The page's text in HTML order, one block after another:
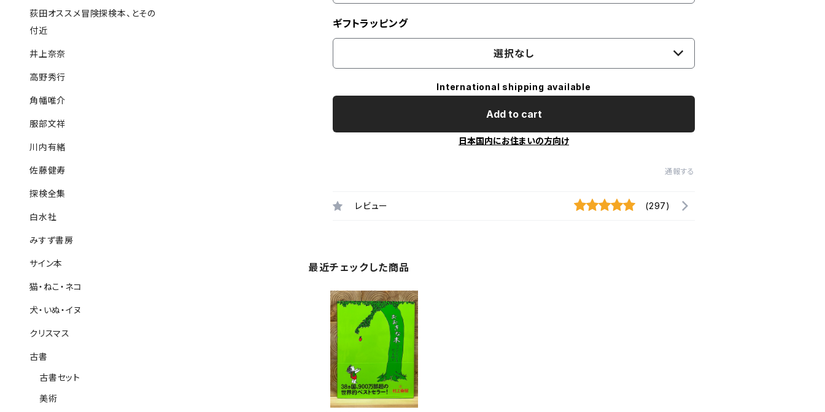
ギフトラッピング
選択なし
International shipping available
Add to cart
日本国内にお住まいの方向け
通報する
レビュー (297)
最近チェックした商品
荻田オススメ冒険探検本、とその
付近
井上奈奈
高野秀行
角幡唯介
服部文祥
川内有緒
佐藤健寿
探検全集
白水社
みすず書房
サイン本
猫・ねこ・ネコ
犬・いぬ・イヌ
クリスマス
古書
古書セット
美術